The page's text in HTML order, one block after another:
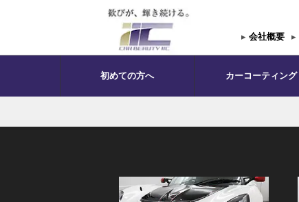
▸ 会社概要 ▸
初めての方へ カーコーティング